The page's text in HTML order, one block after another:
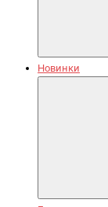
Новинки